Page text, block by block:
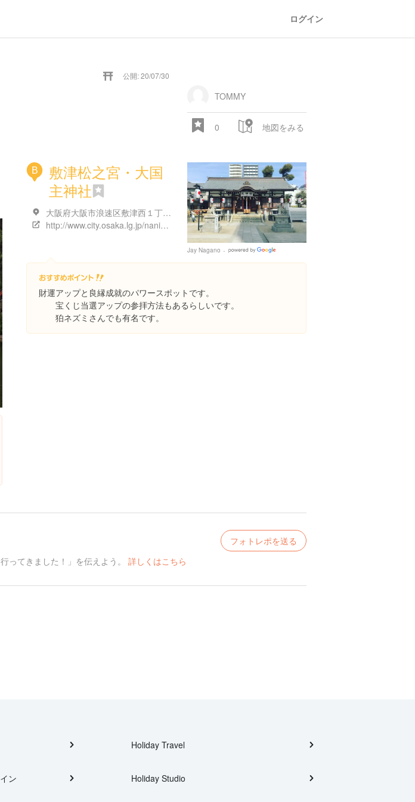
ログイン
公開: 20/07/30
TOMMY
0 地図をみる
B
敷津松之宮・大国
主神社
大阪府大阪市浪速区敷津西１丁目２-１２
http://www.city.osaka.lg.jp/naniwa/page/0000001078.html
Jay Nagano
Places
財運アップと良縁成就のパワースポットです。
宝くじ当選アップの参拝方法もあるらしいです。
狛ネズミさんでも有名です。
フォトレポを送る
ってきました！」を伝えよう。 詳しくはこちら
ン
Holiday Travel
Holiday Studio